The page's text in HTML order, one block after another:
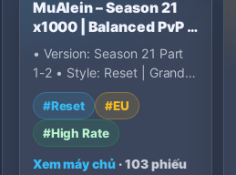
MuAlein – Season 21
x1000 | Balanced PvP |
Long-Term Server |
Opening 18 April
• Version: Season 21 Part
1-2 • Style: Reset | Grand
Reset • Normal EXP: x1000
(Dynamic) • Mast…
#Reset
#EU
#High Rate
Xem máy chủ · 103 phiếu